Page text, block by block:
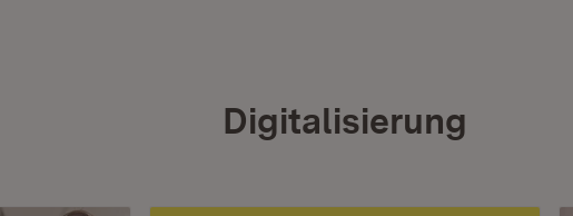
Digitalisierung